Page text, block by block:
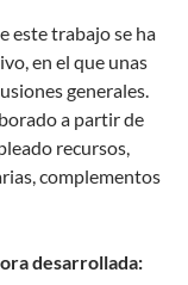
este trabajo se ha
en el que unas
generales.
a partir de
recursos,
complementos
desarrollada: